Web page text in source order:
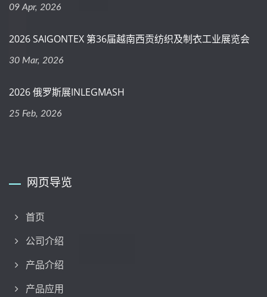
09 Apr, 2026
2026 SAIGONTEX 第36届越南西贡纺织及制衣工业展览会
30 Mar, 2026
2026 俄罗斯展INLEGMASH
25 Feb, 2026
网页导览
首页
公司介绍
产品介绍
产品应用